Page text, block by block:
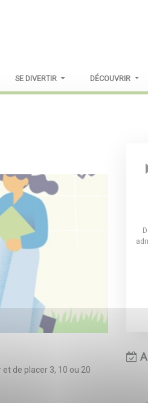
SE DIVERTIR DÉCOUVRIR
de placer 3, 10 ou 20